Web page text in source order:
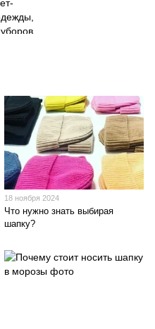
18 ноября 2024
Что нужно знать выбирая
шапку?